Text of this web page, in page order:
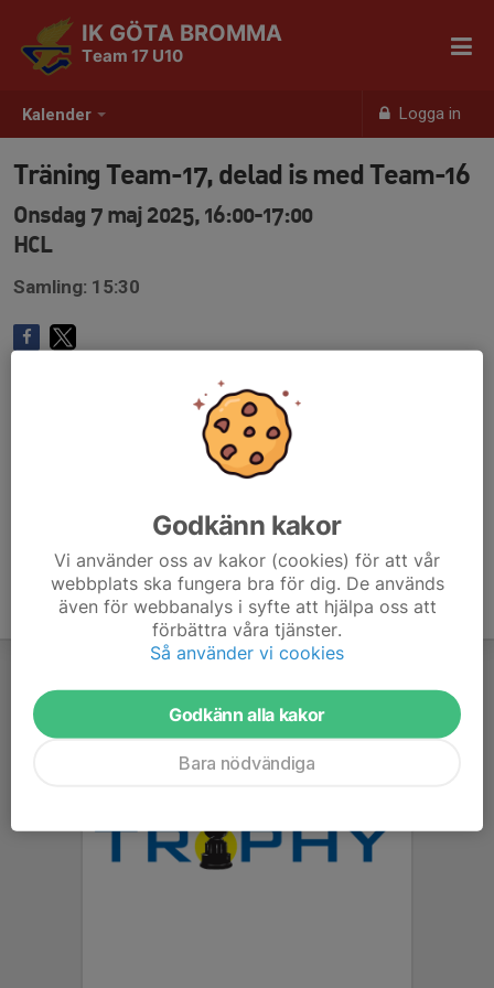
Kalender Logga in
IK GÖTA BROMMA
Team 17 U10
Träning Team-17, delad is med Team-16
Onsdag 7 maj 2025, 16:00-17:00
HCL
Samling: 15:30
Godkänn kakor
Vi använder oss av kakor (cookies) för att vår
webbplats ska fungera bra för dig. De används
även för webbanalys i syfte att hjälpa oss att
förbättra våra tjänster.
Så använder vi cookies
Godkänn alla kakor
Bara nödvändiga